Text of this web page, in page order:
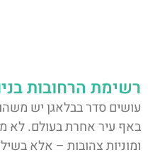
רשימת הרחובות
עושים סדר בבלאגן יש
באף עיר אחרת בעולם. לא
ומוניות צהובות – אלא